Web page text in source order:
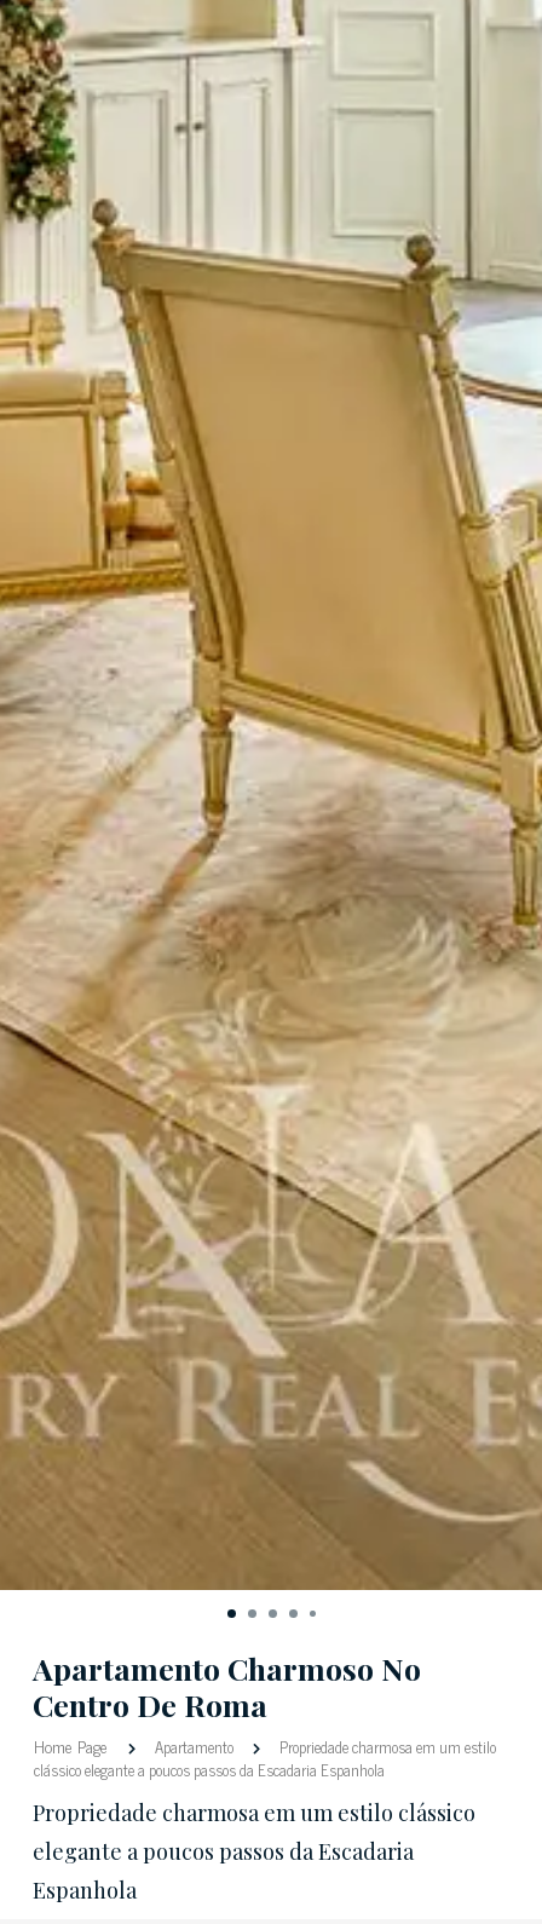
Apartamento Charmoso No
Centro De Roma
Home Page Apartamento
Propriedade charmosa em um estilo
clássico elegante a poucos passos da Escadaria Espanhola
Propriedade charmosa em um estilo clássico
elegante a poucos passos da Escadaria
Espanhola